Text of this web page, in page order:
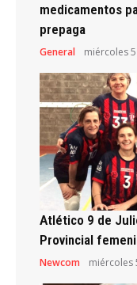
medicamentos
prepaga
General miércoles
Atlético 9 de
Provincial
Newcom miércoles